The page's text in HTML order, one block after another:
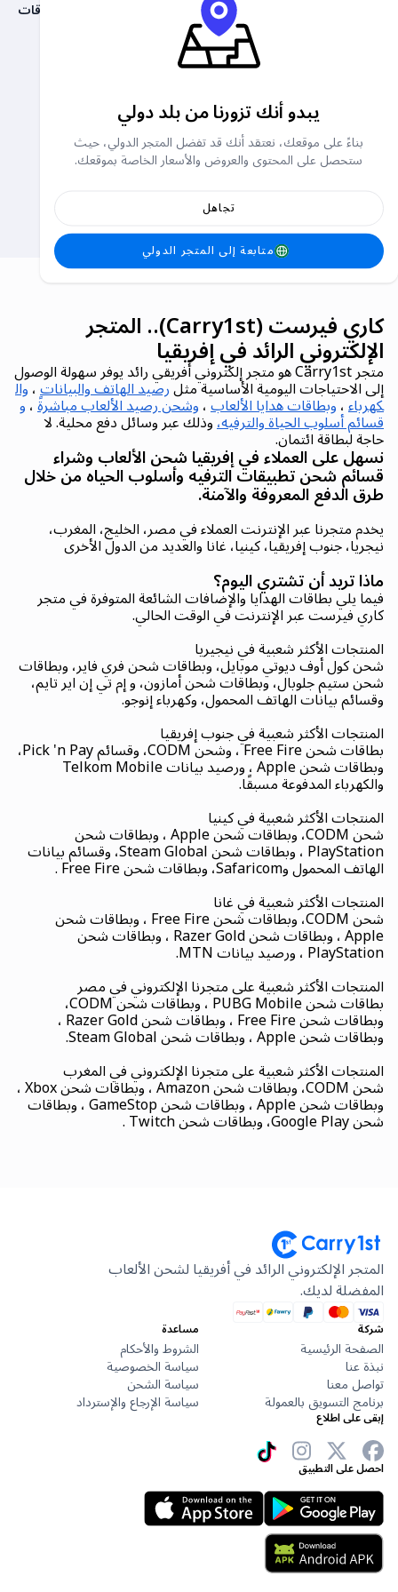
بطاقات الشحن بطاقات
وقت الاتصال/البيانات
إيرتل كينيا
رصيد جوال
سفاريكوم كينيا
وقت البث والبيانات
كاري فيرست (Carry1st).. المتجر
الإلكتروني الرائد في إفريقيا
متجر Carry1st هو متجر إلكتروني أفريقي رائد يوفر سهولة الوصول
إلى الاحتياجات اليومية الأساسية مثلرصيد الهاتف والبيانات،وال
كهرباء،وبطاقات هدايا الألعاب،وشحن رصيد الألعاب مباشرةً،و
قسائم أسلوب الحياة والترفيه،وذلك عبر وسائل دفع محلية. لا
حاجة لبطاقة ائتمان.
نسهل على العملاء في إفريقيا شحن الألعاب وشراء
قسائم شحن تطبيقات الترفيه وأسلوب الحياه من خلال
طرق الدفع المعروفة والآمنة.
يخدم متجرنا عبر الإنترنت العملاء في مصر، الخليج، المغرب،
نيجريا، جنوب إفريقيا، كينيا، غانا والعديد من الدول الأخرى
ماذا تريد أن تشتري اليوم؟
فيما يلي بطاقات الهدايا والإضافات الشائعة المتوفرة في متجر
كاري فيرست عبر الإنترنت في الوقت الحالي.
المنتجات الأكثر شعبية في نيجيريا
شحن كول أوف ديوتي موبايل، وبطاقات شحن فري فاير، وبطاقات
شحن ستيم جلوبال، وبطاقات شحن أمازون، و إم تي إن اير تايم،
وقسائم بيانات الهاتف المحمول، وكهرباء إنوجو.
المنتجات الأكثر شعبية في جنوب إفريقيا
بطاقات شحن Free Fire ، وشحن CODM، وقسائم Pick 'n Pay،
وبطاقات شحن Apple ، ورصيد بيانات Telkom Mobile
والكهرباء المدفوعة مسبقًا.
المنتجات الأكثر شعبية في كينيا
شحن CODM، وبطاقات شحن Apple ، وبطاقات شحن
PlayStation ، وبطاقات شحن Steam Global، وقسائم بيانات
الهاتف المحمول وSafaricom، وبطاقات شحن Free Fire .
المنتجات الأكثر شعبية في غانا
شحن CODM، وبطاقات شحن Free Fire ، وبطاقات شحن
Apple ، وبطاقات شحن Razer Gold ، وبطاقات شحن
PlayStation ، ورصيد بيانات MTN.
المنتجات الأكثر شعبية على متجرنا الإلكتروني في مصر
بطاقات شحن PUBG Mobile ، وبطاقات شحن CODM،
وبطاقات شحن Free Fire ، وبطاقات شحن Razer Gold ،
وبطاقات شحن Apple ، وبطاقات شحن Steam Global.
المنتجات الأكثر شعبية على متجرنا الإلكتروني في المغرب
شحن CODM، وبطاقات شحن Amazon ، وبطاقات شحن Xbox ،
وبطاقات شحن Apple ، وبطاقات شحن GameStop ، وبطاقات
شحن Google Play، وبطاقات شحن Twitch .
المتجر الإلكتروني الرائد في أفريقيا لشحن الألعاب
المفضلة لديك.
شركة
الصفحة الرئيسية
نبذة عنا
تواصل معنا
برنامج التسويق بالعمولة
مساعدة
الشروط والأحكام
سياسة الخصوصية
سياسة الشحن
سياسة الإرجاع والإسترداد
إبقى على اطلاع
احصل على التطبيق
يبدو أنك تزورنا من بلد دولي
بناءً على موقعك، نعتقد أنك قد تفضل المتجر الدولي، حيث
ستحصل على المحتوى والعروض والأسعار الخاصة بموقعك.
تجاهل
متابعة إلى المتجر الدولي